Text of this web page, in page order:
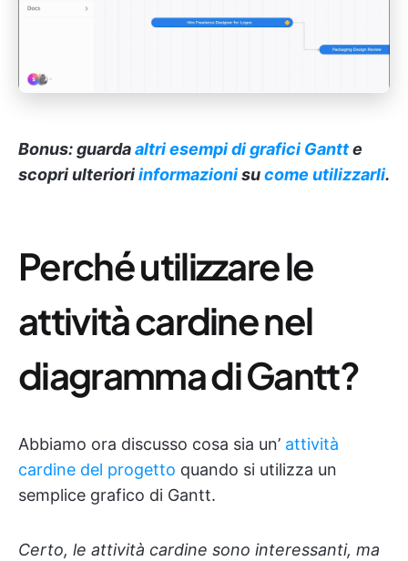
Bonus: guardaaltri esempi di grafici Gantte
scopri ulterioriinformazionisucome utilizzarli.
Perché utilizzare le
attività cardine nel
diagramma di Gantt?
Abbiamo ora discusso cosa sia un’ attività
cardine del progetto quando si utilizza un
semplice grafico di Gantt.
Certo, le attività cardine sono interessanti, ma